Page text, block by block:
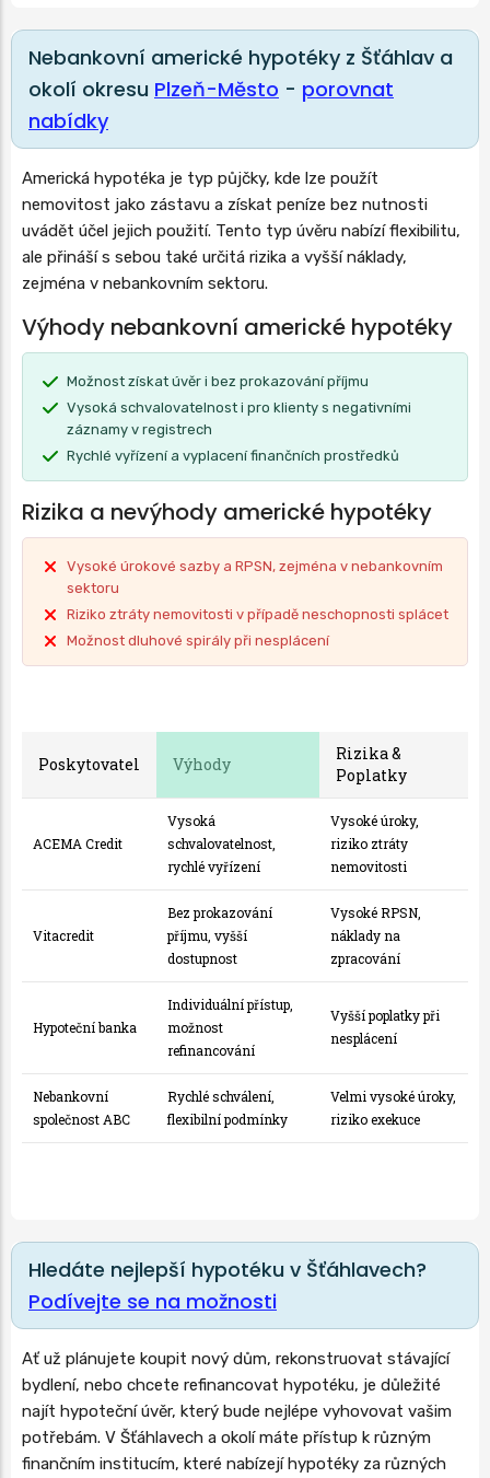
Nebankovní americké hypotéky z Šťáhlav a
okolí okresu Plzeň-Město - porovnat
nabídky
Americká hypotéka je typ půjčky, kde lze použít
nemovitost jako zástavu a získat peníze bez nutnosti
uvádět účel jejich použití. Tento typ úvěru nabízí flexibilitu,
ale přináší s sebou také určitá rizika a vyšší náklady,
zejména v nebankovním sektoru.
Výhody nebankovní americké hypotéky
Možnost získat úvěr i bez prokazování příjmu
Vysoká schvalovatelnost i pro klienty s negativními
záznamy v registrech
Rychlé vyřízení a vyplacení finančních prostředků
Rizika a nevýhody americké hypotéky
Vysoké úrokové sazby a RPSN, zejména v nebankovním
sektoru
Riziko ztráty nemovitosti v případě neschopnosti splácet
Možnost dluhové spirály při nesplácení
Poskytovatel Výhody
Rizika &
Poplatky
ACEMA Credit
Vysoká
schvalovatelnost,
rychlé vyřízení
Vysoké úroky,
riziko ztráty
nemovitosti
Vitacredit
Bez prokazování
příjmu, vyšší
dostupnost
Vysoké RPSN,
náklady na
zpracování
Hypoteční banka
Individuální přístup,
možnost
refinancování
Vyšší poplatky při
nesplácení
Nebankovní
společnost ABC
Rychlé schválení,
flexibilní podmínky
Velmi vysoké úroky,
riziko exekuce
Hledáte nejlepší hypotéku v Šťáhlavech?
Podívejte se na možnosti
Ať už plánujete koupit nový dům, rekonstruovat stávající
bydlení, nebo chcete refinancovat hypotéku, je důležité
najít hypoteční úvěr, který bude nejlépe vyhovovat vašim
potřebám. V Šťáhlavech a okolí máte přístup k různým
finančním institucím, které nabízejí hypotéky za různých